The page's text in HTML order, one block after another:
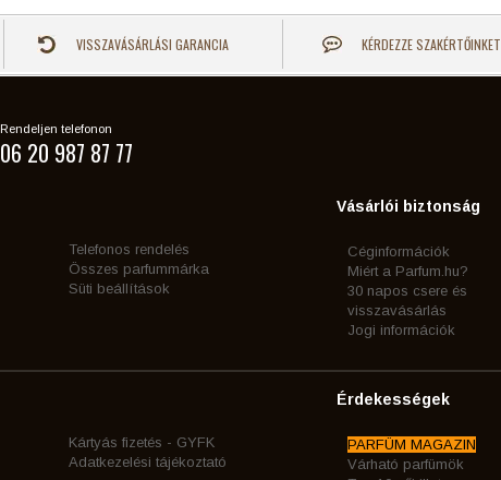
VISSZAVÁSÁRLÁSI GARANCIA KÉRDEZZE SZAKÉRTŐINKET
Rendeljen telefonon
06 20 987 87 77
Telefonos rendelés
Összes parfummárka
Süti beállítások
Vásárlói biztonság
Céginformációk
Miért a Parfum.hu?
30 napos csere és
visszavásárlás
Jogi információk
Kártyás fizetés - GYFK
Adatkezelési tájékoztató
Érdekességek
PARFÜM MAGAZIN
Várható parfümök